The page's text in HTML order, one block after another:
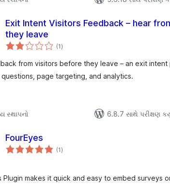
Exit Intent Visitors Feedback – hear
they leave
(1કુલ
રેટિંગ્સ
)
from visitors before they leave – an exit intent
page targeting, and analytics.
સ્થાપનો
6.8.7 સાથે પરીક્ષણ
FourEyes
(1કુલ
રેટિંગ્સ
)
Plugin makes it quick and easy to embed surveys